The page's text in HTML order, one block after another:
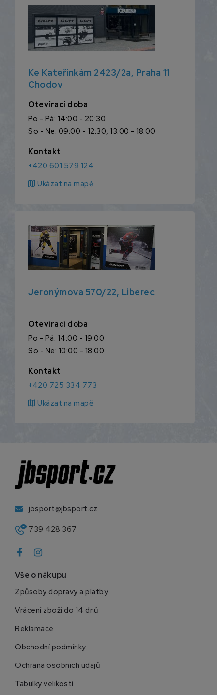
Ke Kateřinkám 2423/2a, Praha 11
Chodov
Otevírací doba
Po - Pá: 14:00 - 20:30
So - Ne: 09:00 - 12:30, 13:00 - 18:00
Kontakt
+420 601 579 124
map Ukázat na mapě
Jeronýmova 570/22, Liberec
Otevírací doba
Po - Pá: 14:00 - 19:00
So - Ne: 10:00 - 18:00
Kontakt
+420 725 334 773
map Ukázat na mapě
jbsport@jbsport.cz
739 428 367
Vše o nákupu
Způsoby dopravy a platby
Vrácení zboží do 14 dnů
Reklamace
Obchodní podmínky
Ochrana osobních údajů
Tabulky velikostí